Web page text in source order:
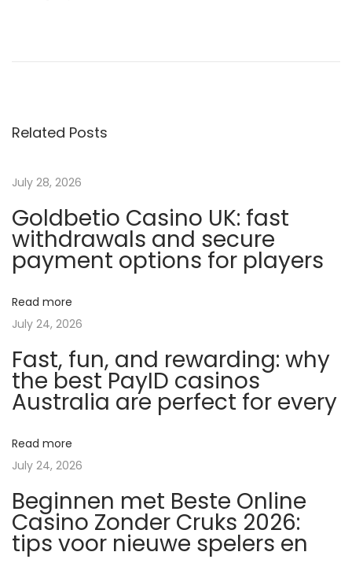
l
d
5
0
M
–
P
o
z
y
y
w
e
e
f
Related Posts
July 28, 2026
Goldbetio Casino UK: fast
withdrawals and secure
payment options for players
Read more
July 24, 2026
Fast, fun, and rewarding: why
the best PayID casinos
Australia are perfect for every
Read more
July 24, 2026
Beginnen met Beste Online
Casino Zonder Cruks 2026:
tips voor nieuwe spelers en